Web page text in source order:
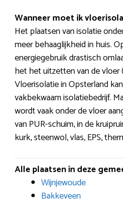
Wanneer moet ik
Het plaatsen van isolatie
meer behaaglijkheid in huis.
energiegebruik drastisch
het het uitzetten van de vloer
Vloerisolatie in Opsterland
vakbekwaam isolatiebedrijf.
wordt vaak onder de vloer
van PUR-schuim, in de
kurk, steenwol, vlas, EPS,
Alle plaatsen in deze
Wijnjewoude
Bakkeveen